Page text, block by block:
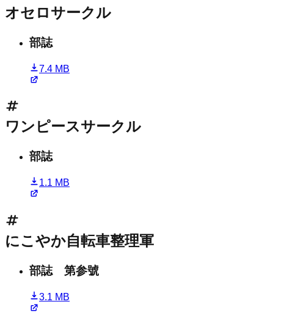
オセロサークル
部誌
7.4 MB
ワンピースサークル
部誌
1.1 MB
にこやか自転車整理軍
部誌 第参號
3.1 MB